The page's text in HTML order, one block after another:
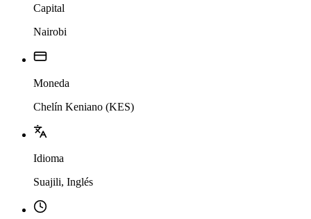
Capital
Nairobi
Moneda
Chelín Keniano (KES)
Idioma
Suajili, Inglés